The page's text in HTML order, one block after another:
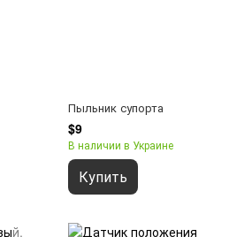
Пыльник супорта
$9
В наличии в Украине
Купить